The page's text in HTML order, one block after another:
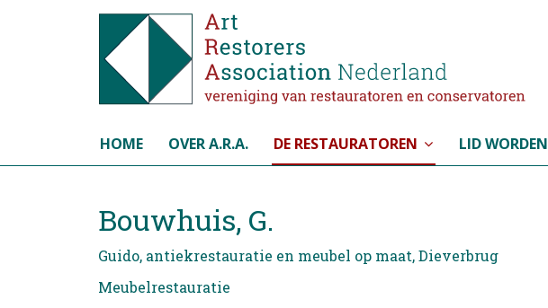
HOME OVER A.R.A. DE RESTAURATOREN LID WORDEN
Selecteer de taal
Bouwhuis, G.
Guido, antiekrestauratie en meubel op maat, Dieverbrug
Meubelrestauratie